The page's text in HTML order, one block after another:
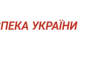
УКРАЇНИ